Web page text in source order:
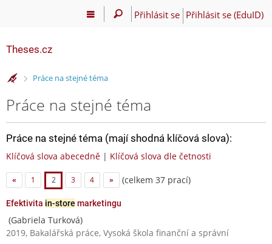
Přihlásit se Přihlásit se (EduID)
Theses.cz
>Práce na stejné téma
Práce na stejné téma
Práce na stejné téma (mají shodná klíčová slova):
Klíčová slova abecedně | Klíčová slova dle četnosti
« 1 2 3 4 » (celkem 37 prací)
Efektivita in-store marketingu
(Gabriela Turková)
2019, Bakalářská práce, Vysoká škola finanční a správní